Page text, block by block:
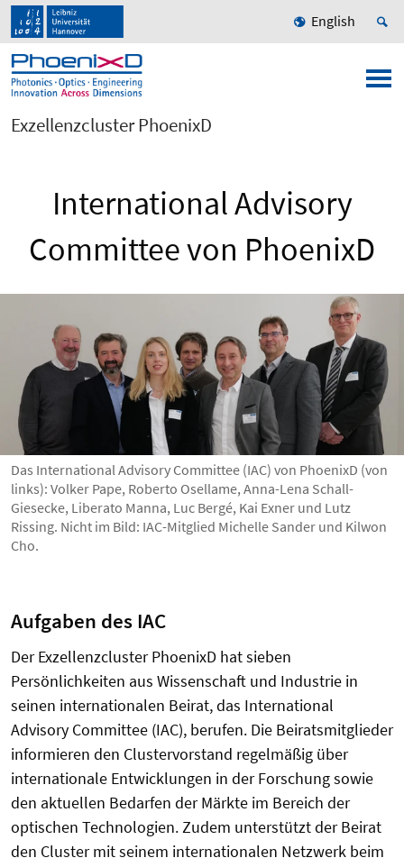
English
Exzellenzcluster PhoenixD
International Advisory
Committee von PhoenixD
Das International Advisory Committee (IAC) von PhoenixD (von
links): Volker Pape, Roberto Osellame, Anna-Lena Schall-
Giesecke, Liberato Manna, Luc Bergé, Kai Exner und Lutz
Rissing. Nicht im Bild: IAC-Mitglied Michelle Sander und Kilwon
Cho.
Aufgaben des IAC
Der Exzellenzcluster PhoenixD hat sieben
Persönlichkeiten aus Wissenschaft und Industrie in
seinen internationalen Beirat, das International
Advisory Committee (IAC), berufen. Die Beiratsmitglieder
informieren den Clustervorstand regelmäßig über
internationale Entwicklungen in der Forschung sowie
den aktuellen Bedarfen der Märkte im Bereich der
optischen Technologien. Zudem unterstützt der Beirat
den Cluster mit seinem internationalen Netzwerk beim